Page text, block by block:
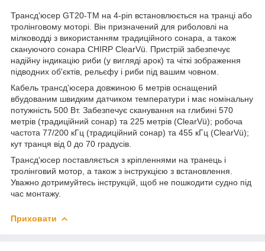
Трансд'юсер GT20-TM на 4-pin встановлюється на транці або
тролінговому моторі. Він призначений для риболовлі на
мілководді з використанням традиційного сонара, а також
скануючого сонара CHIRP ClearVü. Пристрій забезпечує
надійну індикацію риби (у вигляді арок) та чіткі зображення
підводних об'єктів, рельєфу і риби під вашим човном.
Кабель трансд'юсера довжиною 6 метрів оснащений
вбудованим швидким датчиком температури і має номінальну
потужність 500 Вт. Забезпечує сканування на глибині 570
метрів (традиційний сонар) та 225 метрів (ClearVü); робоча
частота 77/200 кГц (традиційний сонар) та 455 кГц (ClearVü);
кут транця від 0 до 70 градусів.
Трансд'юсер поставляється з кріпленнями на транець і
тролінговий мотор, а також з інструкцією з встановлення.
Уважно дотримуйтесь інструкцій, щоб не пошкодити судно під
час монтажу.
Приховати